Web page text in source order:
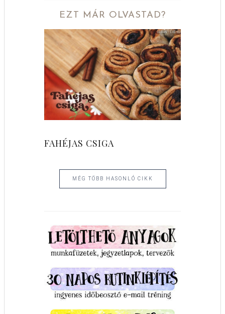
EZT MÁR OLVASTAD?
FAHÉJAS CSIGA
MÉG TÖBB HASONLÓ CIKK